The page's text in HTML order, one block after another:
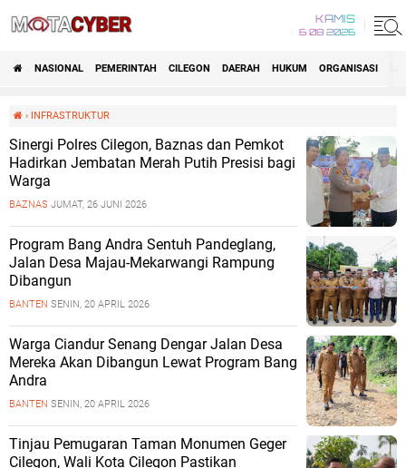
KAMIS
6 08 2026
NASIONAL PEMERINTAH CILEGON DAERAH HUKUM ORGANISASI
› INFRASTRUKTUR
Sinergi Polres Cilegon, Baznas dan Pemkot
Hadirkan Jembatan Merah Putih Presisi bagi
Warga
BAZNAS JUMAT, 26 JUNI 2026
Program Bang Andra Sentuh Pandeglang,
Jalan Desa Majau-Mekarwangi Rampung
Dibangun
BANTEN SENIN, 20 APRIL 2026
Warga Ciandur Senang Dengar Jalan Desa
Mereka Akan Dibangun Lewat Program Bang
Andra
BANTEN SENIN, 20 APRIL 2026
Tinjau Pemugaran Taman Monumen Geger
Cilegon, Wali Kota Cilegon Pastikan